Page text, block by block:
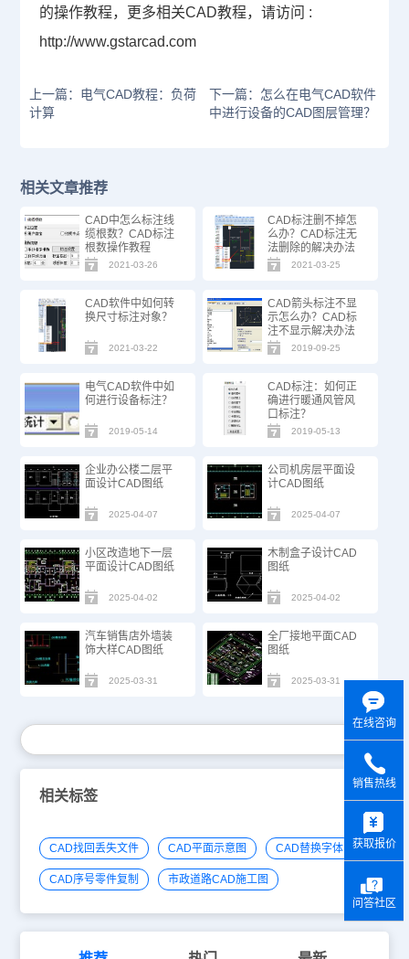
的操作教程，更多相关CAD教程，请访问 :
http://www.gstarcad.com
上一篇：电气CAD教程：负荷
计算
下一篇：怎么在电气CAD软件
中进行设备的CAD图层管理？
相关文章推荐
CAD中怎么标注线
缆根数？CAD标注
根数操作教程
2021-03-26
CAD标注删不掉怎
么办？CAD标注无
法删除的解决办法
2021-03-25
CAD软件中如何转
换尺寸标注对象？
2021-03-22
CAD箭头标注不显
示怎么办？CAD标
注不显示解决办法
2019-09-25
电气CAD软件中如
何进行设备标注？
2019-05-14
CAD标注：如何正
确进行暖通风管风
口标注？
2019-05-13
企业办公楼二层平
面设计CAD图纸
2025-04-07
公司机房层平面设
计CAD图纸
2025-04-07
小区改造地下一层
平面设计CAD图纸
2025-04-02
木制盒子设计CAD
图纸
2025-04-02
汽车销售店外墙装
饰大样CAD图纸
2025-03-31
全厂接地平面CAD
图纸
2025-03-31
相关标签
CAD找回丢失文件 CAD平面示意图 CAD替换字体
CAD序号零件复制 市政道路CAD施工图
在线咨询
销售热线
获取报价
问答社区